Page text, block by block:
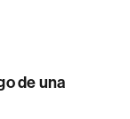
de una